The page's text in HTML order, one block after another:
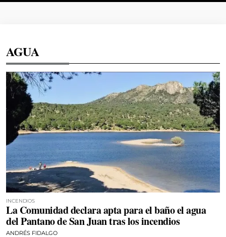
AGUA
INCENDIOS
La Comunidad declara apta para el baño el agua
del Pantano de San Juan tras los incendios
ANDRÉS FIDALGO